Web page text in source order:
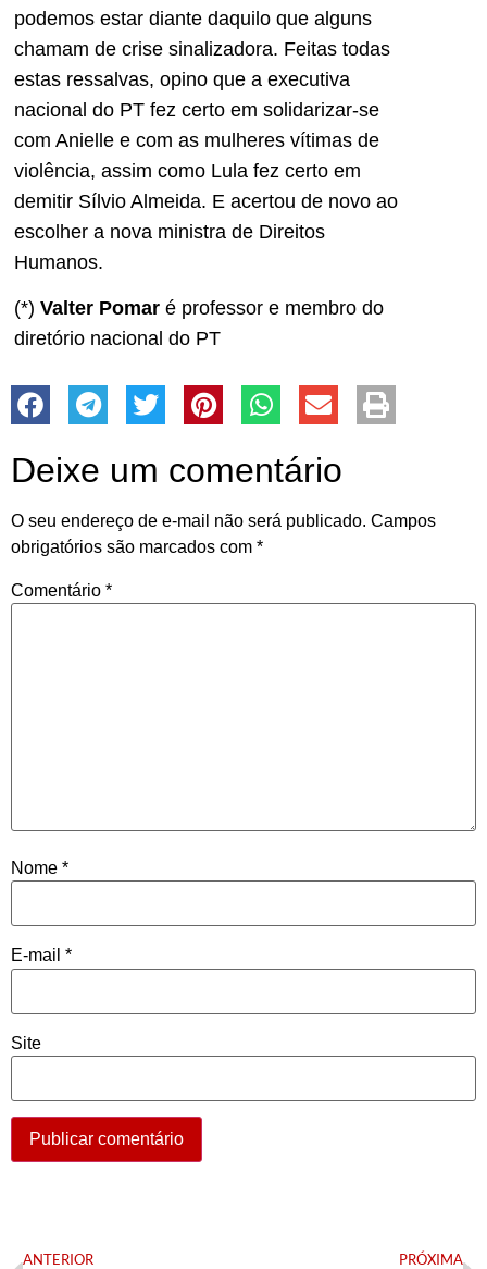
podemos estar diante daquilo que alguns
chamam de crise sinalizadora. Feitas todas
estas ressalvas, opino que a executiva
nacional do PT fez certo em solidarizar-se
com Anielle e com as mulheres vítimas de
violência, assim como Lula fez certo em
demitir Sílvio Almeida. E acertou de novo ao
escolher a nova ministra de Direitos
Humanos.
(*) Valter Pomar é professor e membro do
diretório nacional do PT
Deixe um comentário
O seu endereço de e-mail não será publicado. Campos
obrigatórios são marcados com *
Comentário *
Nome *
E-mail *
Site
ANTERIOR PRÓXIMA